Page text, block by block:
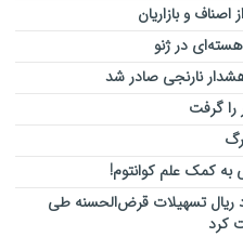
و بازاریان
در ژنو
نارنجی صادر شد
کمک علم کوانتوم!
۲۵ هزار میلیارد ریال تسهیلات قرض‌الحسنه طی